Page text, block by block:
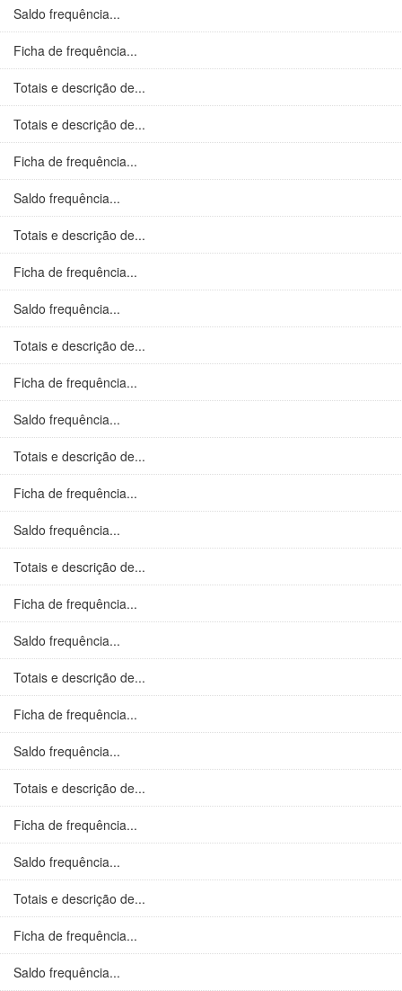
Saldo frequência...
Ficha de frequência...
Totais e descrição de...
Totais e descrição de...
Ficha de frequência...
Saldo frequência...
Totais e descrição de...
Ficha de frequência...
Saldo frequência...
Totais e descrição de...
Ficha de frequência...
Saldo frequência...
Totais e descrição de...
Ficha de frequência...
Saldo frequência...
Totais e descrição de...
Ficha de frequência...
Saldo frequência...
Totais e descrição de...
Ficha de frequência...
Saldo frequência...
Totais e descrição de...
Ficha de frequência...
Saldo frequência...
Totais e descrição de...
Ficha de frequência...
Saldo frequência...